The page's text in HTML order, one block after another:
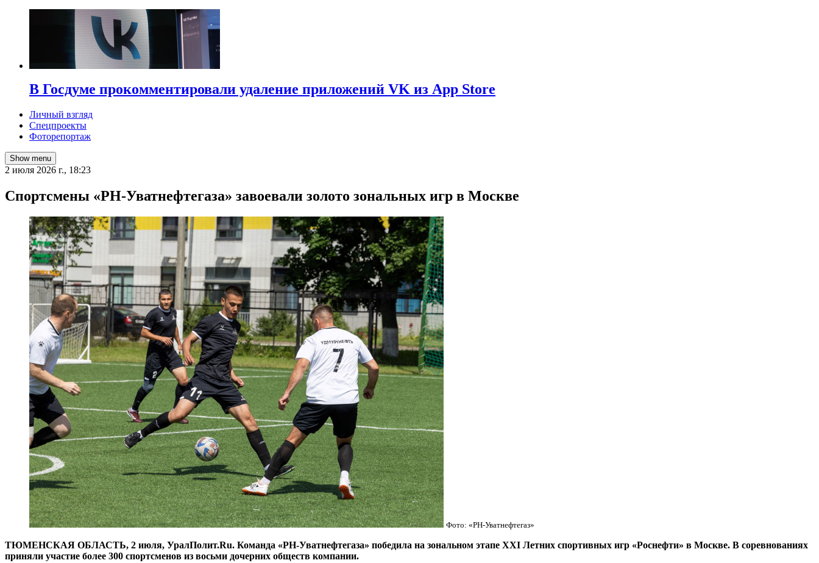
В Госдуме прокомментировали удаление приложений VK из App Store
Личный взгляд
Спецпроекты
Фоторепортаж
Show menu
2 июля 2026 г., 18:23
Спортсмены «РН-Уватнефтегаза» завоевали золото зональных игр в Москве
Фото: «РН-Уватнефтегаз»
ТЮМЕНСКАЯ ОБЛАСТЬ, 2 июля, УралПолит.Ru. Команда «РН-Уватнефтегаза» победила на зональном этапе XXI Летних спортивных игр «Роснефти» в Москве. В соревнованиях
приняли участие более 300 спортсменов из восьми дочерних обществ компании.